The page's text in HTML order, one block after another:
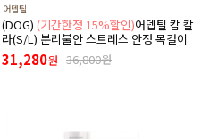
어뎁틸
(DOG) (기간한정 15%할인)어뎁틸 캄 칼
라(S/L) 분리불안 스트레스 안정 목걸이
31,280원 36,800원